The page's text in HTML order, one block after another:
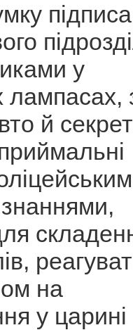
у
лампасах,
й
на
у царині